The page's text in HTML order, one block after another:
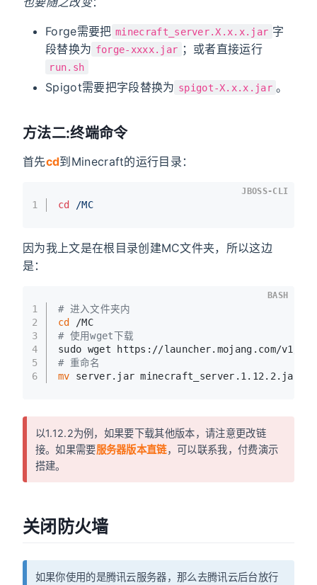
Forge需要把 minecraft_server.X.x.x.jar 字
段替换为 forge-xxxx.jar ；或者直接运行
run.sh
Spigot需要把字段替换为 spigot-X.x.x.jar 。
方法二:终端命令
首先cd到Minecraft的运行目录：
1 cd /MC
JBOSS-CLI
因为我上文是在根目录创建MC文件夹，所以这边
是：
1
2
3
4
5
6
# 进入文件夹内
cd
/MC
# 使用wget下载
sudo wget https://launcher.mojang.com/v1/
# 重命名
mv server.jar minecraft_server.1.12.2.jar
BASH
以1.12.2为例，如果要下载其他版本，请注意更改链
接。如果需要服务器版本直链，可以联系我，付费演示
搭建。
关闭防火墙
如果你使用的是腾讯云服务器，那么去腾讯云后台放行